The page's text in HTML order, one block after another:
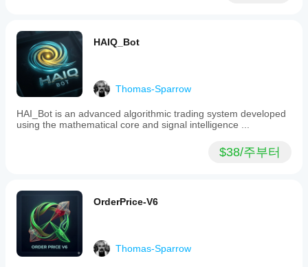
supports
tick
data
input
and
outputs
signals
related
to
crossovers
for
scalping
and
day
HAIQ_Bot
Thomas-Sparrow
HAI_Bot is an advanced algorithmic trading system developed
using the mathematical core and signal intelligence ...
$38/주부터
OrderPrice-V6
Thomas-Sparrow